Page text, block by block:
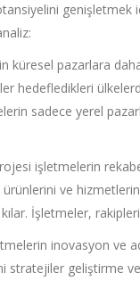
genişletmek
küresel pazarlara
hedefledikleri
sadece yerel
işletmelerin
ve
İşletmeler,
inovasyon ve
geliştirme